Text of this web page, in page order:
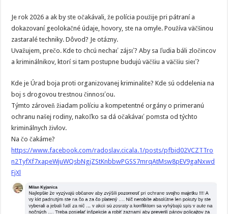
Je rok 2026 a ak by ste očakávali, že polícia použije pri pátraní a
dokazovaní geolokačné údaje, hovory, ste na omyle. Používa väčšinou
zastaralé techniky. Dôvod? Je otázny.
Uvažujem, prečo. Kde to chcú nechať zájsť? Aby sa ľudia báli zločincov
a kriminálnikov, ktorí si tam postupne budujú väčšiu a väčšiu sieť?
Kde je Úrad boja proti organizovanej kriminalite? Kde sú oddelenia na
boj s drogovou trestnou činnosťou.
Týmto zároveň žiadam políciu a kompetentné orgány o primeranú
ochranu našej rodiny, nakoľko sa dá očakávať pomsta od týchto
kriminálnych živlov.
Na čo čakáme?
https://www.facebook.com/radoslav.cicala.1/posts/pfbid02VCZTTro
n2TyfXf7xapeWjuWQsbNgjZStKnbbwPGSS7mrqAtMsw8pEV9gaNxwd
FjXl